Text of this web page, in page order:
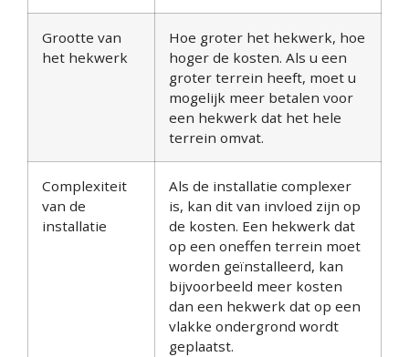
Grootte van
het hekwerk
Hoe groter het hekwerk, hoe
hoger de kosten. Als u een
groter terrein heeft, moet u
mogelijk meer betalen voor
een hekwerk dat het hele
terrein omvat.
Complexiteit
van de
installatie
Als de installatie complexer
is, kan dit van invloed zijn op
de kosten. Een hekwerk dat
op een oneffen terrein moet
worden geïnstalleerd, kan
bijvoorbeeld meer kosten
dan een hekwerk dat op een
vlakke ondergrond wordt
geplaatst.